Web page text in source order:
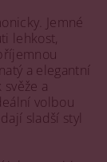
Jemné
lehkost,
a elegantní
a
volbou
sladší styl